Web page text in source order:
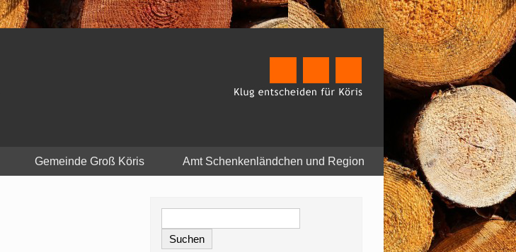
Gemeinde Groß Köris Amt Schenkenländchen und Region